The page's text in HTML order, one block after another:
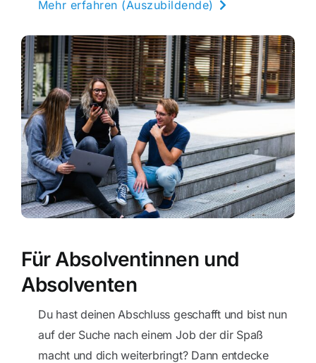
Mehr erfahren (Auszubildende)
Für Absolventinnen und
Absolventen
Du hast deinen Abschluss geschafft und bist nun
auf der Suche nach einem Job der dir Spaß
macht und dich weiterbringt? Dann entdecke